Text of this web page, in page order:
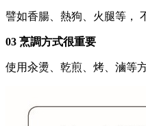
譬如香腸、熱狗、火腿等，
03 烹調方式很重要
使用汆燙、乾煎、烤、滷等